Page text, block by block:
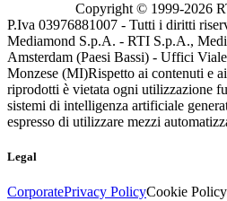
Copyright © 1999-2026
P.Iva 03976881007 - Tutti i diritti
Mediamond S.p.A. - RTI S.p.A.,
Amsterdam (Paesi Bassi) - Uffici
Monzese (MI)Rispetto ai contenuti e
riprodotti è vietata ogni utilizzazione
sistemi di intelligenza artificiale
espresso di utilizzare mezzi
Legal
CorporatePrivacy PolicyCookie Policy